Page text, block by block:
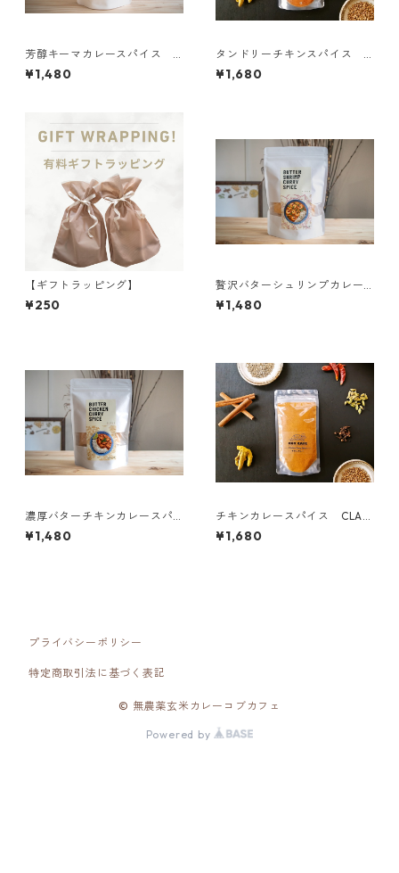
芳醇キーマカレースパイス
【KANTANZEPPIN】
¥1,480
タンドリーチキンスパイス C
LASSICシリーズ
¥1,680
【ギフトラッピング】
¥250
贅沢バターシュリンプカレー
スパイス 【KANTANZEPPI
N】
¥1,480
濃厚バターチキンカレースパ
イス 【KANTAN ZEPPIN】
¥1,480
チキンカレースパイス CLAS
SICシリーズ
¥1,680
プライバシーポリシー
特定商取引法に基づく表記
© 無農薬玄米カレーコブカフェ
Powered by